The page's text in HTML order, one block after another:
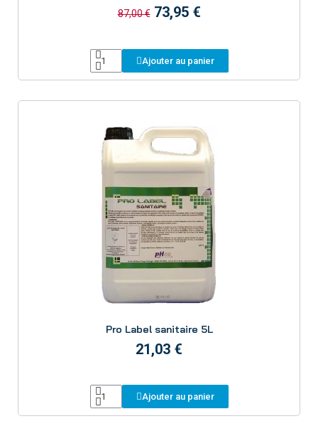
87,00 € 73,95 €
Ajouter au panier
Pro Label sanitaire 5L
21,03 €
Ajouter au panier